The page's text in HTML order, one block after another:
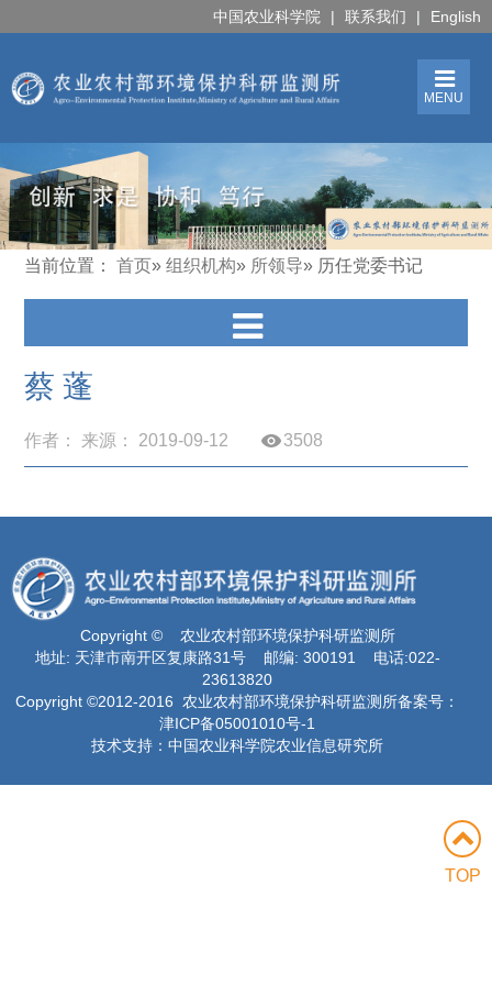
中国农业科学院 | 联系我们 | English
MENU
当前位置：首页»组织机构» 所领导» 历任党委书记
蔡 蓬
作者： 来源： 2019-09-12 3508
Copyright © 农业农村部环境保护科研监测所
地址: 天津市南开区复康路31号 邮编: 300191 电话:022-
23613820
Copyright ©2012-2016 农业农村部环境保护科研监测所备案号：
津ICP备05001010号-1
技术支持：中国农业科学院农业信息研究所
TOP